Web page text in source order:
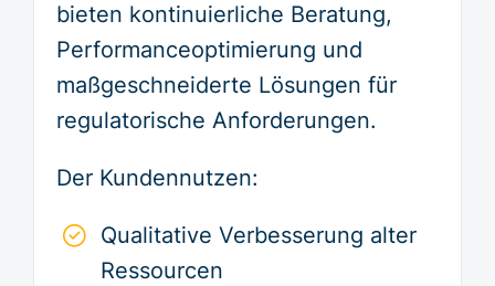
bieten kontinuierliche Beratung,
Performanceoptimierung und
maßgeschneiderte Lösungen für
regulatorische Anforderungen.
Der Kundennutzen:
Qualitative Verbesserung alter
Ressourcen